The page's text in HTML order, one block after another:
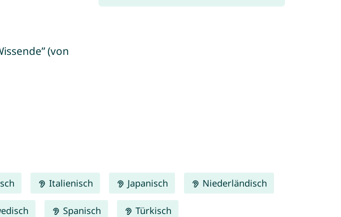
(von
Italienisch Japanisch Niederländisch
Spanisch Türkisch